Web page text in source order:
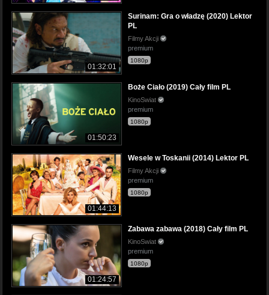
01:32:01
Surinam: Gra o władzę (2020) Lektor
PL
Filmy Akcji
premium
1080p
01:50:23
Boże Ciało (2019) Cały film PL
KinoSwiat
premium
1080p
01:44:13
Wesele w Toskanii (2014) Lektor PL
Filmy Akcji
premium
1080p
01:24:57
Zabawa zabawa (2018) Cały film PL
KinoSwiat
premium
1080p